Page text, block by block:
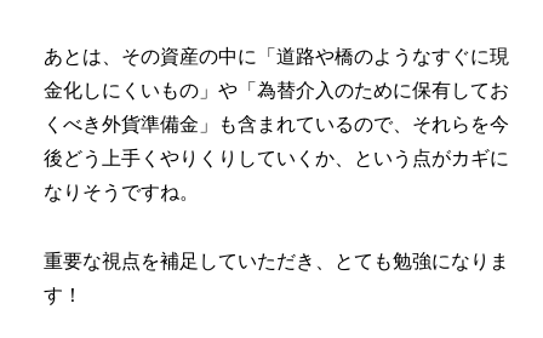
あとは、その資産の中に「道路や橋のようなすぐに現
金化しにくいもの」や「為替介入のために保有してお
くべき外貨準備金」も含まれているので、それらを今
後どう上手くやりくりしていくか、という点がカギに
なりそうですね。
重要な視点を補足していただき、とても勉強になりま
す！